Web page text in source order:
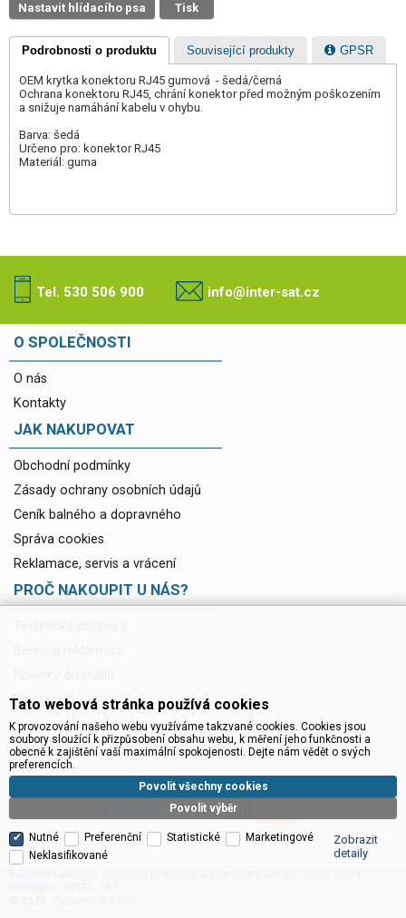
Nastavit hlídacího psa Tisk
Podrobnosti o produktu Související produkty GPSR
OEM krytka konektoru RJ45 gumová - šedá/černá
Ochrana konektoru RJ45, chrání konektor před možným poškozením
a snižuje namáhání kabelu v ohybu.
Barva: šedá
Určeno pro: konektor RJ45
Materiál: guma
Tel. 530 506 900 info@inter-sat.cz
O SPOLEČNOSTI
O nás
Kontakty
JAK NAKUPOVAT
Obchodní podmínky
Zásady ochrany osobních údajů
Ceník balného a dopravného
Správa cookies
Reklamace, servis a vrácení
PROČ NAKOUPIT U NÁS?
Ke stažení
Tato webová stránka používá cookies
K provozování našeho webu využíváme takzvané cookies. Cookies jsou
soubory sloužící k přizpůsobení obsahu webu, k měření jeho funkčnosti a
obecně k zajištění vaší maximální spokojenosti. Dejte nám vědět o svých
preferencích.
Povolit výběr
Povolit všechny cookies
Nutné Preferenční Statistické
Marketingové
Neklasifikované
Zobrazit
detaily